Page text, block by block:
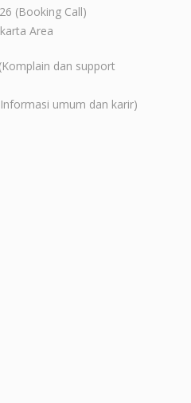
(Booking Call)
Area
(Komplain dan support
umum dan karir)